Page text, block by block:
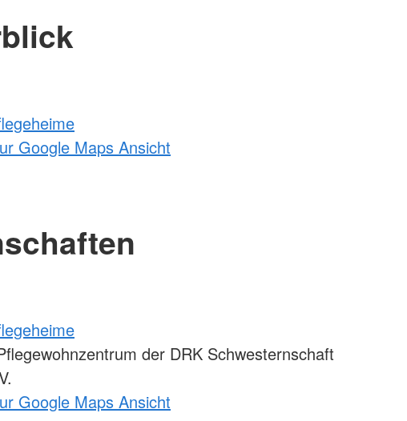
Google Maps Ansicht
der DRK Schwesternschaft
Google Maps Ansicht